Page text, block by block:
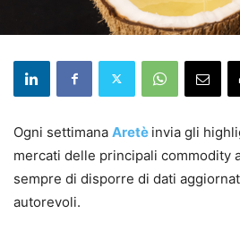
Ogni settimana Aretè invia gli
mercati delle principali commodity
sempre di disporre di dati
autorevoli.